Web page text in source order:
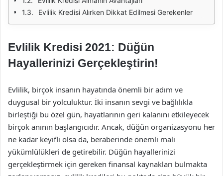
Evlilik Kredisi Alırken Dikkat Edilmesi Gerekenler
Evlilik Kredisi 2021: Düğün
Hayallerinizi Gerçekleştirin!
Evlilik, birçok insanın hayatında önemli bir adım ve
duygusal bir yolculuktur. İki insanın sevgi ve bağlılıkla
birleştiği bu özel gün, hayatlarının geri kalanını etkileyecek
birçok anının başlangıcıdır. Ancak, düğün organizasyonu her
ne kadar keyifli olsa da, beraberinde önemli mali
yükümlülükleri de getirebilir. Düğün hayallerinizi
gerçekleştirmek için gereken finansal kaynakları bulmakta